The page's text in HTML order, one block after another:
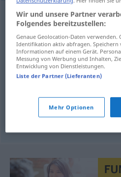
Ärmlichkeitf chatrnost
Gebrechlichkeitf chatrnost
Schwächef chatrnost MED
Baufälligkeitf chatrnost
Dürftigkeitf chatrnost
Wir und unsere Partner
Folgendes bereitzustellen:
Genaue Geolocation-Daten verwenden.
Identifikation aktiv abfragen.
Informationen auf einem Gerät.
Messung von Werbung und Inhalten,
Entwicklung von Dienstleistungen.
Liste der Partner (Lieferanten)
Mehr Optionen